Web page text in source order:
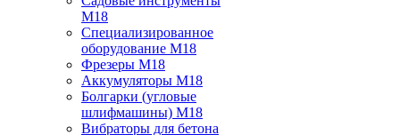
M18
Специализированное
оборудование M18
Фрезеры M18
Аккумуляторы M18
Болгарки (угловые
шлифмашины) M18
Вибраторы для бетона